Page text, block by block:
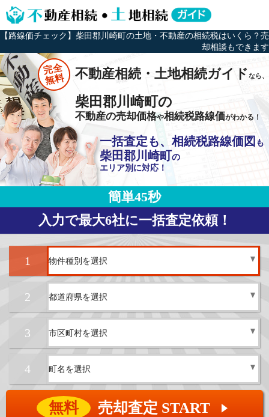
【路線価チェック】柴田郡川崎町の土地・不動産の相続税はいくら？売
却相談もできます
完全
無料 不動産相続・土地相続ガイドなら、
柴田郡川崎町の
不動産の売却価格や相続税路線価がわかる！
一括査定も、相続税路線価図 も
柴田郡川崎町の
エリア別に対応！
簡単45秒
入力で最大6社に一括査定依頼！
1
2
3
4
無料 売却査定 START ▲